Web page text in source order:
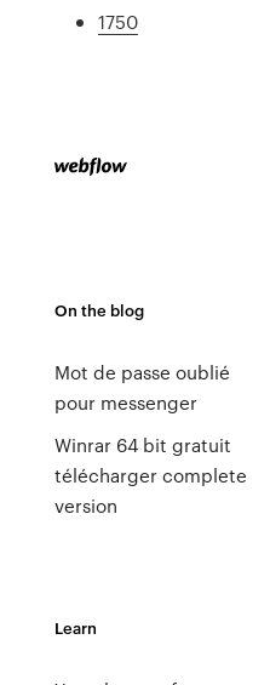
1750
On the blog
Mot de passe oublié
pour messenger
Winrar 64 bit gratuit
télécharger complete
version
Learn